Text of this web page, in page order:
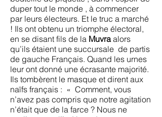
duper tout le monde , à commencer
par leurs électeurs. Et le truc a marché
! Ils ont obtenu un triomphe électoral,
en se disant fils de la Muvraalors
qu’ils étaient une succursale de partis
de gauche Français. Quand les urnes
leur ont donné une écrasante majorité.
Ils tombèrent le masque et dirent aux
naïfs français : « Comment, vous
n’avez pas compris que notre agitation
n’était que de la farce ? Nous ne